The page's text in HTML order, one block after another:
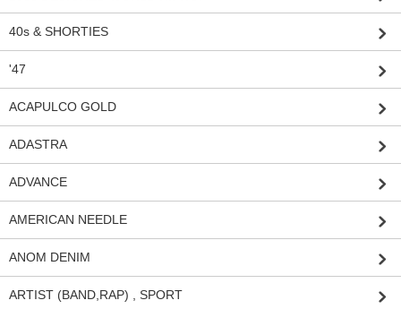
40s & SHORTIES
'47
ACAPULCO GOLD
ADASTRA
ADVANCE
AMERICAN NEEDLE
ANOM DENIM
ARTIST (BAND,RAP) , SPORT